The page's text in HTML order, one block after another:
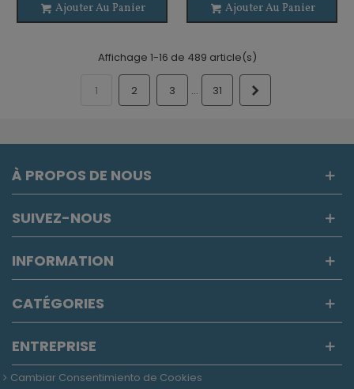
Ajouter Au Panier
Ajouter Au Panier
Affichage 1-16 de 489 article(s)
1 2 3 … 31
À PROPOS DE NOUS
SUIVEZ-NOUS
INFORMATION
CATÉGORIES
ENTREPRISE
Cambiar Consentimiento de Cookies